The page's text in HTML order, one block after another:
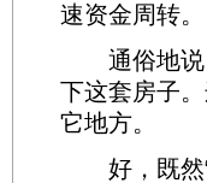
速资金周转。
通俗地说
下这套房子
它地方。
好，既然“